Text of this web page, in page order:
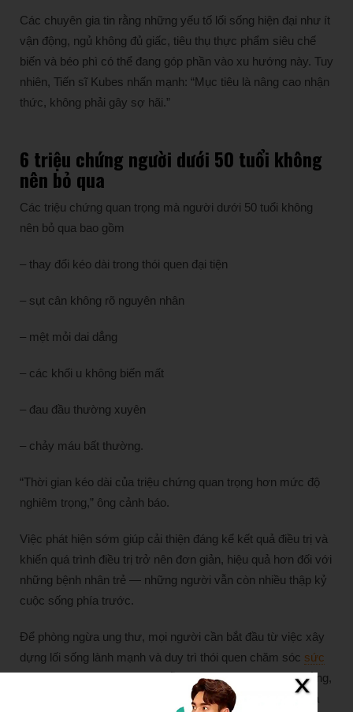
Các chuyên gia tin rằng những yếu tố lối sống hiện đại như ít
vận động, ngủ không đủ giấc, tiêu thụ thực phẩm siêu chế
biến và béo phì có thể đang góp phần vào xu hướng này. Tuy
nhiên, Tiến sĩ Kubes nhấn mạnh: “Mục tiêu là nâng cao nhận
thức, không phải gây sợ hãi.”
6 triệu chứng người dưới 50 tuổi không
nên bỏ qua
Các triệu chứng quan trọng mà người dưới 50 tuổi không
nên bỏ qua bao gồm
– thay đổi kéo dài trong thói quen đại tiện
– sụt cân không rõ nguyên nhân
– mệt mỏi dai dẳng
– các khối u không biến mất
– đau đầu thường xuyên
– chảy máu bất thường.
“Thời gian kéo dài của triệu chứng quan trọng hơn mức độ
nghiêm trọng,” ông cảnh báo.
Việc phát hiện sớm giúp cải thiện đáng kể kết quả điều trị và
khiến quá trình điều trị trở nên đơn giản, hiệu quả hơn đối với
những bệnh nhân trẻ — những người vẫn còn nhiều thập kỷ
cuộc sống phía trước.
Để phòng ngừa ung thư, mọi người cần bắt đầu từ việc xây
dựng lối sống lành mạnh và duy trì thói quen chăm sóc sức
chủ động. Trước hết, mỗi người nên ăn uống cân bằng,
tăng cường rau xanh, trái cây tươi, ngũ cốc nguyên hạt và